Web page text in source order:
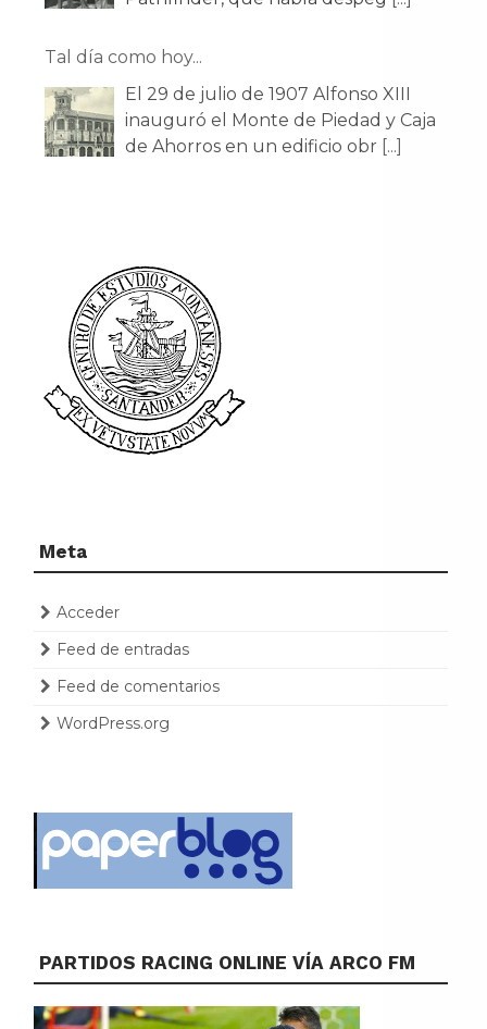
Tal día como hoy...
El 29 de julio de 1907 Alfonso XIII
inauguró el Monte de Piedad y Caja
de Ahorros en un edificio obr [...]
Meta
Acceder
Feed de entradas
Feed de comentarios
WordPress.org
PARTIDOS RACING ONLINE VÍA ARCO FM